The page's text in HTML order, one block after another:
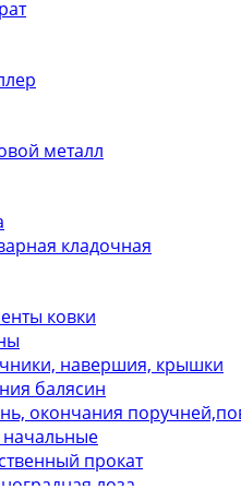
металл
кладочная
ковки
навершия, крышки
балясин
окончания
прокат